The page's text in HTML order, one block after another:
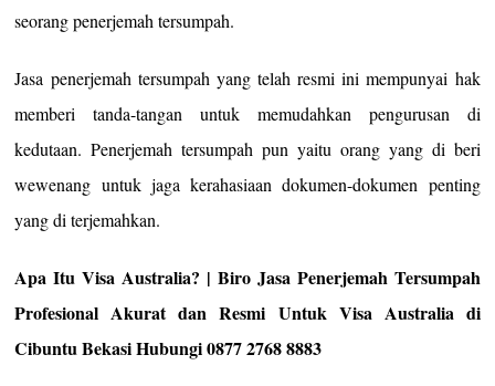
seorang penerjemah tersumpah.
Jasa penerjemah tersumpah yang telah resmi ini mempunyai hak
memberi tanda-tangan untuk memudahkan pengurusan di
kedutaan. Penerjemah tersumpah pun yaitu orang yang di beri
wewenang untuk jaga kerahasiaan dokumen-dokumen penting
yang di terjemahkan.
Apa Itu Visa Australia? | Biro Jasa Penerjemah Tersumpah
Profesional Akurat dan Resmi Untuk Visa Australia di
Cibuntu Bekasi Hubungi 0877 2768 8883